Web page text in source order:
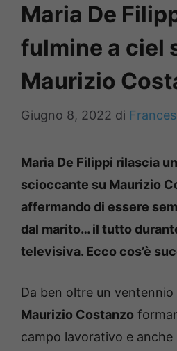
Maria De
fulmine a ciel
Maurizio
Giugno 8, 2022 di
Maria De Filippi rilascia
scioccante su Maurizio
affermando di essere
dal marito… il tutto
televisiva. Ecco cos’è
Da ben oltre un ventennio
Maurizio Costanzo
campo lavorativo e